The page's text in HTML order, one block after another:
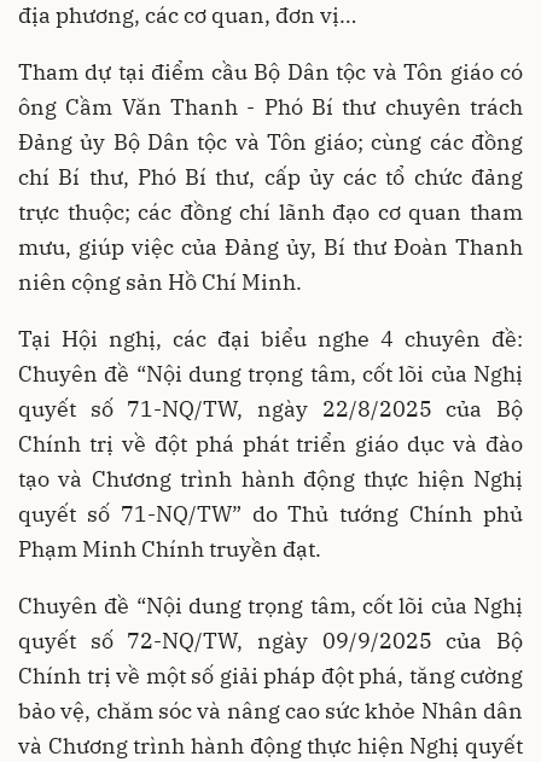
địa phương, các cơ quan, đơn vị…
Tham dự tại điểm cầu Bộ Dân tộc và Tôn giáo có
ông Cầm Văn Thanh - Phó Bí thư chuyên trách
Đảng ủy Bộ Dân tộc và Tôn giáo; cùng các đồng
chí Bí thư, Phó Bí thư, cấp ủy các tổ chức đảng
trực thuộc; các đồng chí lãnh đạo cơ quan tham
mưu, giúp việc của Đảng ủy, Bí thư Đoàn Thanh
niên cộng sản Hồ Chí Minh.
Tại Hội nghị, các đại biểu nghe 4 chuyên đề:
Chuyên đề “Nội dung trọng tâm, cốt lõi của Nghị
quyết số 71-NQ/TW, ngày 22/8/2025 của Bộ
Chính trị về đột phá phát triển giáo dục và đào
tạo và Chương trình hành động thực hiện Nghị
quyết số 71-NQ/TW” do Thủ tướng Chính phủ
Phạm Minh Chính truyền đạt.
Chuyên đề “Nội dung trọng tâm, cốt lõi của Nghị
quyết số 72-NQ/TW, ngày 09/9/2025 của Bộ
Chính trị về một số giải pháp đột phá, tăng cường
bảo vệ, chăm sóc và nâng cao sức khỏe Nhân dân
và Chương trình hành động thực hiện Nghị quyết